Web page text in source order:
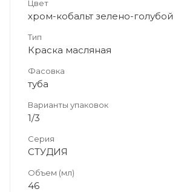
Цвет
хром-кобальт зелено-голубой
Тип
Краска масляная
Фасовка
туба
Варианты упаковок
1/3
Серия
СТУДИЯ
Объем (мл)
46